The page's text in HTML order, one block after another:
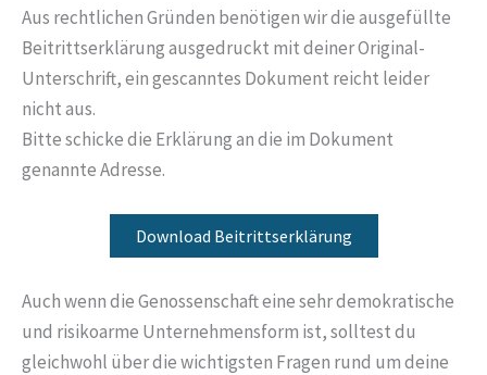
Aus rechtlichen Gründen benötigen wir die ausgefüllte
Beitrittserklärung ausgedruckt mit deiner Original-
Unterschrift, ein gescanntes Dokument reicht leider
nicht aus.
Bitte schicke die Erklärung an die im Dokument
genannte Adresse.
Download Beitrittserklärung
Auch wenn die Genossenschaft eine sehr demokratische
und risikoarme Unternehmensform ist, solltest du
gleichwohl über die wichtigsten Fragen rund um deine